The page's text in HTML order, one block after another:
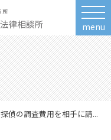
menu
探偵の調査費用を相手に請...